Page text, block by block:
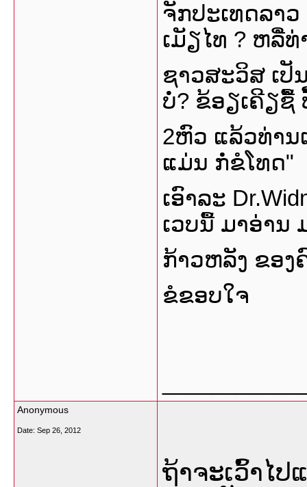
ຈັກປະເທດລາ
ເມັຽໄທ ? ຫລືໍ
ຊາວສະວິສ ເ
ບໍ່? ຂ້ອຽເຄີຽຊືໍ້
2ຫົວ ແລ້ວທ່າ
ແມ່ນ ກໍ່ຂໍໂທດ"
ເອົາລະ
ເວບນື້ ມາອ່າ
ກ້າວຫລັງ ຂອງ
ຂໍຂອບໃຈ
Anonymous
Date: Sep 26, 2012
ຖ້າຈະເວົ້າໄ